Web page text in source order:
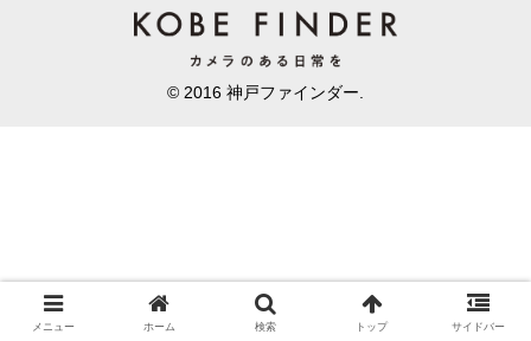
© 2016 神戸ファインダー.
メニュー ホーム 検索 トップ サイドバー